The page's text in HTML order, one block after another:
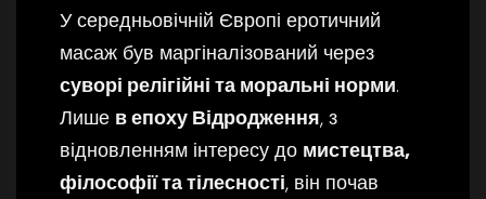
У середньовічній Європі еротичний
масаж був маргіналізований через
суворі релігійні та моральні норми.
Лише в епоху Відродження, з
відновленням інтересу до мистецтва,
філософії та тілесності, він почав